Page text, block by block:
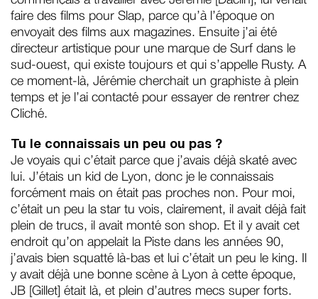
faire des films pour Slap, parce qu’à l’époque on
envoyait des films aux magazines. Ensuite j’ai été
directeur artistique pour une marque de Surf dans le
sud-ouest, qui existe toujours et qui s’appelle Rusty. A
ce moment-là, Jérémie cherchait un graphiste à plein
temps et je l’ai contacté pour essayer de rentrer chez
Cliché.
Tu le connaissais un peu ou pas ?
Je voyais qui c’était parce que j’avais déjà skaté avec
lui. J’étais un kid de Lyon, donc je le connaissais
forcément mais on était pas proches non. Pour moi,
c’était un peu la star tu vois, clairement, il avait déjà fait
plein de trucs, il avait monté son shop. Et il y avait cet
endroit qu’on appelait la Piste dans les années 90,
j’avais bien squatté là-bas et lui c’était un peu le king. Il
y avait déjà une bonne scène à Lyon à cette époque,
JB [Gillet] était là, et plein d’autres mecs super forts.